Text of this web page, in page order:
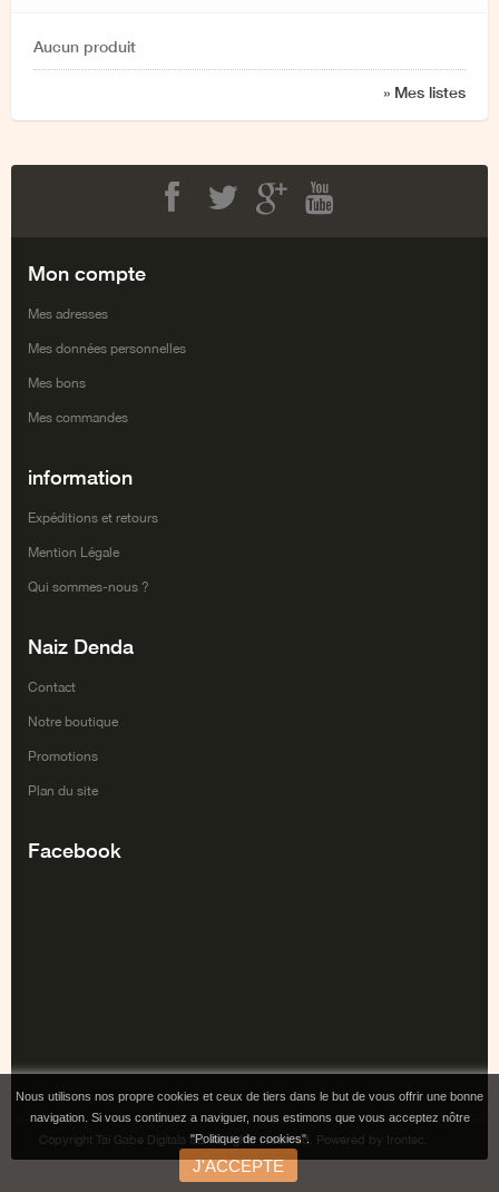
Aucun produit
» Mes listes
Mon compte
Mes adresses
Mes données personnelles
Mes bons
Mes commandes
information
Expéditions et retours
Mention Légale
Qui sommes-nous ?
Naiz Denda
Contact
Notre boutique
Promotions
Plan du site
Facebook
Nous utilisons nos propre cookies et ceux de tiers dans le but de vous offrir une bonne
navigation. Si vous continuez a naviguer, nous estimons que vous acceptez nôtre
"Politique de cookies".
J'ACCEPTE
Copyright Tai Gabe Digitala SL. All rights reserved. Powered by Irontec.